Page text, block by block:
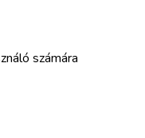
számára